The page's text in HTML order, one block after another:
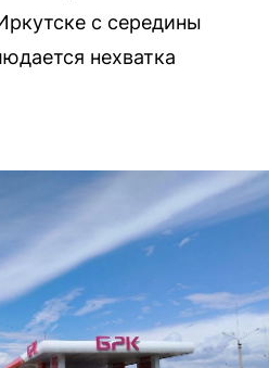
с середины
нехватка